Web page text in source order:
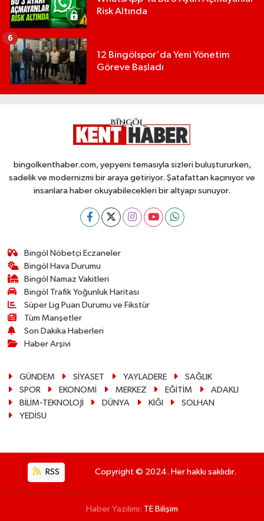
Risk Altında
12 Bingölspor'da Yeni Yönetim
Göreve Başladı
6
bingolkenthaber.com, yepyeni temasıyla sizleri buluştururken,
sadelik ve modernizmi bir araya getiriyor. Şatafattan kaçınıyor ve
insanlara haber okuyabilecekleri bir altyapı sunuyor.
Bingöl Nöbetçi Eczaneler
Bingöl Hava Durumu
Bingöl Namaz Vakitleri
Bingöl Trafik Yoğunluk Haritası
Süper Lig Puan Durumu ve Fikstür
Tüm Manşetler
Son Dakika Haberleri
Haber Arşivi
GÜNDEM SİYASET YAYLADERE
SAĞLIK
SPOR
EKONOMİ MERKEZ EĞİTİM
ADAKLI
BİLİM-TEKNOLOJİ
DÜNYA KİĞI
SOLHAN
YEDİSU
RSS Copyright © 2024. Her hakkı saklıdır.
Haber Yazılımı: TE Bilişim